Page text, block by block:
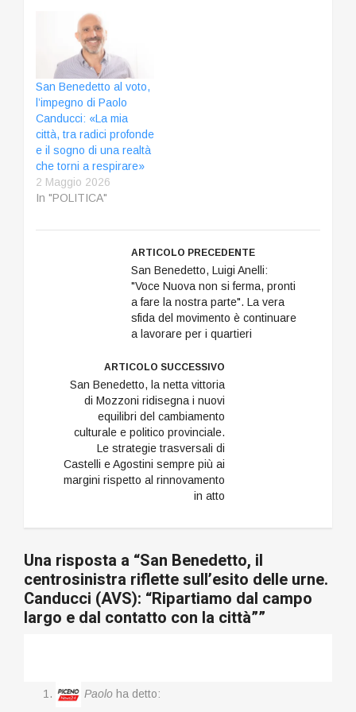
San Benedetto al voto,
l’impegno di Paolo
Canducci: «La mia
città, tra radici profonde
e il sogno di una realtà
che torni a respirare»
2 Maggio 2026
In "POLITICA"
ARTICOLO PRECEDENTE
San Benedetto, Luigi Anelli:
"Voce Nuova non si ferma, pronti
a fare la nostra parte". La vera
sfida del movimento è continuare
a lavorare per i quartieri
ARTICOLO SUCCESSIVO
San Benedetto, la netta vittoria
di Mozzoni ridisegna i nuovi
equilibri del cambiamento
culturale e politico provinciale.
Le strategie trasversali di
Castelli e Agostini sempre più ai
margini rispetto al rinnovamento
in atto
Una risposta a “San Benedetto, il
centrosinistra riflette sull’esito delle urne.
Canducci (AVS): “Ripartiamo dal campo
largo e dal contatto con la città””
Paolo ha detto: